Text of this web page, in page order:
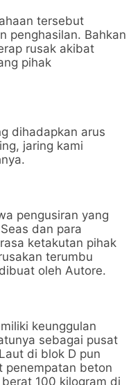
tersebut
penghasilan. Bahkan
rusak akibat
pihak
dihadapkan arus
jaring kami
pengusiran yang
dan para
ketakutan pihak
terumbu
oleh Autore.
keunggulan
sebagai pusat
di blok D pun
penempatan beton
100 kilogram di